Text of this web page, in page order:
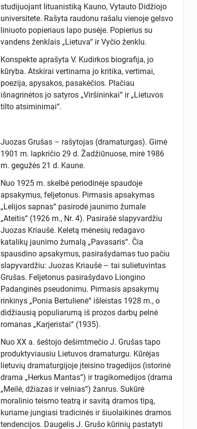
studijuojant lituanistiką Kauno, Vytauto Didžiojo
universitete. Rašyta raudonu rašalu vienoje gelsvo
liniuoto popieriaus lapo pusėje. Popierius su
vandens ženklais „Lietuva“ ir Vyčio ženklu.
Konspekte aprašyta V. Kudirkos biografija, jo
kūryba. Atskirai vertinama jo kritika, vertimai,
poezija, apysakos, pasakėčios. Plačiau
išnagrinėtos jo satyros „Viršininkai“ ir „Lietuvos
tilto atsiminimai“.
Juozas Grušas – rašytojas (dramaturgas). Gimė
1901 m. lapkričio 29 d. Žadžiūnuose, mirė 1986
m. gegužės 21 d. Kaune.
Nuo 1925 m. skelbė periodinėje spaudoje
apsakymus, feljetonus. Pirmasis apsakymas
„Lelijos sapnas“ pasirodė jaunimo žurnale
„Ateitis“ (1926 m., Nr. 4). Pasirašė slapyvardžiu
Juozas Kriaušė. Keletą mėnesių redagavo
katalikų jaunimo žurnalą „Pavasaris“. Čia
spausdino apsakymus, pasirašydamas tuo pačiu
slapyvardžiu: Juozas Kriaušė – tai sulietuvintas
Grušas. Feljetonus pasirašydavo Liongino
Padanginės pseudonimu. Pirmasis apsakymų
rinkinys „Ponia Bertulienė“ išleistas 1928 m., o
didžiausią populiarumą iš prozos darbų pelnė
romanas „Karjeristai“ (1935).
Nuo XX a. šeštojo dešimtmečio J. Grušas tapo
produktyviausiu Lietuvos dramaturgu. Kūrėjas
lietuvių dramaturgijoje įteisino tragedijos (istorinė
drama „Herkus Mantas“) ir tragikomedijos (drama
„Meilė, džiazas ir velnias“) žanrus. Sukūrė
moralinio teismo teatrą ir savitą dramos tipą,
kuriame jungiasi tradicinės ir šiuolaikinės dramos
tendencijos. Daugelis J. Grušo kūrinių pastatyti